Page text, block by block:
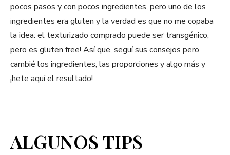
pocos pasos y con pocos ingredientes, pero uno de los
ingredientes era gluten y la verdad es que no me copaba
la idea: el texturizado comprado puede ser transgénico,
pero es gluten free! Así que, seguí sus consejos pero
cambié los ingredientes, las proporciones y algo más y
¡hete aquí el resultado!
ALGUNOS TIPS